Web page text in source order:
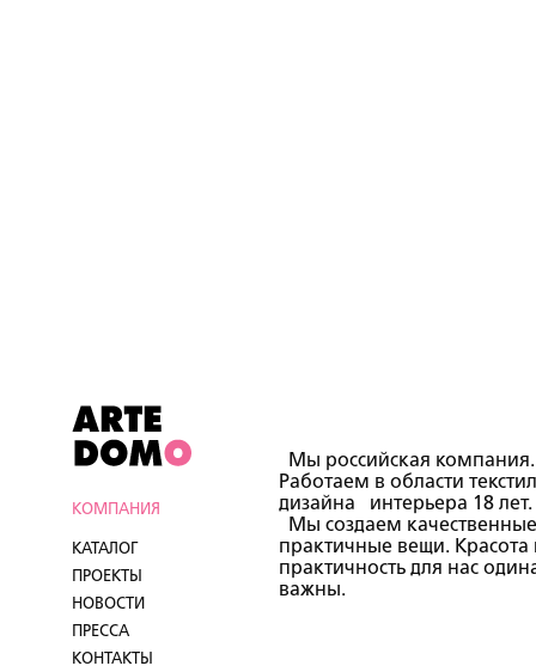
КОМПАНИЯ
КАТАЛОГ
ПРОЕКТЫ
НОВОСТИ
ПРЕССА
КОНТАКТЫ
Мы российская компания.
Работаем в области
дизайна интерьера 18 лет.
Мы создаем
практичные вещи. Красота
практичность для нас
важны.